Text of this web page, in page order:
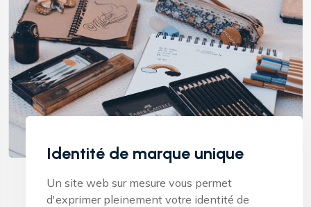
Identité de marque unique
Un site web sur mesure vous permet
d'exprimer pleinement votre identité de